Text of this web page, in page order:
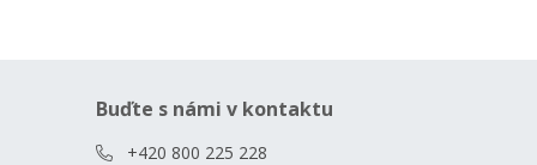
Buďte s námi v kontaktu
+420 800 225 228